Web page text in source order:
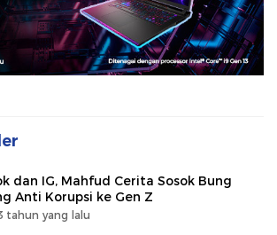
dan IG, Mahfud Cerita Sosok Bung
Anti Korupsi ke Gen Z
tahun yang lalu